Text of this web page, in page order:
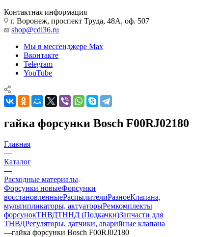
Контактная информация
г. Воронеж, проспект Труда, 48А, оф. 507
shop@cdi36.ru
Мы в мессенджере Max
Вконтакте
Telegram
YouTube
гайка форсунки Bosch F00RJ02180
Главная
—
Каталог
—
Расходные материалы
Форсунки новыеФорсунки
восстановленныеРаспылителиРазноеКлапана,
мультипликаторы, актуаторыРемкомплекты
форсунокТНВДТННД (Подкачки)Запчасти для
ТНВДРегуляторы, датчики, аварийные клапана
—гайка форсунки Bosch F00RJ02180